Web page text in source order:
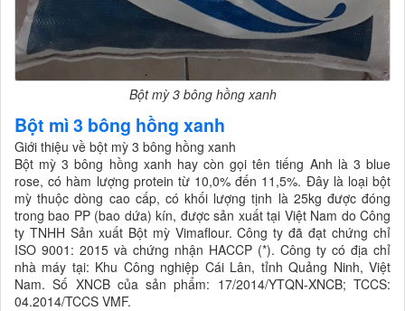
Bột mỳ 3 bông hồng xanh
Bột mì 3 bông hồng xanh
Giới thiệu về bột mỳ 3 bông hồng xanh
Bột mỳ 3 bông hồng xanh hay còn gọi tên tiếng Anh là 3 blue
rose, có hàm lượng protein từ 10,0% đến 11,5%. Đây là loại bột
mỳ thuộc dòng cao cấp, có khối lượng tịnh là 25kg được đóng
trong bao PP (bao dứa) kín, được sản xuất tại Việt Nam do Công
ty TNHH Sản xuất Bột mỳ Vimaflour. Công ty đã đạt chứng chỉ
ISO 9001: 2015 và chứng nhận HACCP (*). Công ty có địa chỉ
nhà máy tại: Khu Công nghiệp Cái Lân, tỉnh Quảng Ninh, Việt
Nam. Số XNCB của sản phẩm: 17/2014/YTQN-XNCB; TCCS:
04.2014/TCCS VMF.